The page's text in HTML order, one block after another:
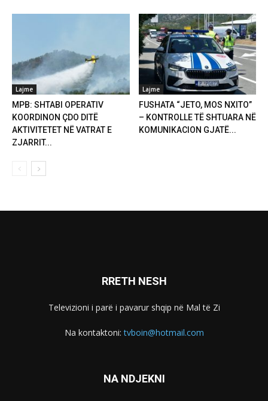
Lajme
MPB: SHTABI OPERATIV
KOORDINON ÇDO DITË
AKTIVITETET NË VATRAT E
ZJARRIT...
Lajme
FUSHATA “JETO, MOS NXITO”
– KONTROLLE TË SHTUARA NË
KOMUNIKACION GJATË...
RRETH NESH
Televizioni i parë i pavarur shqip në Mal të Zi
Na kontaktoni:tvboin@hotmail.com
NA NDJEKNI